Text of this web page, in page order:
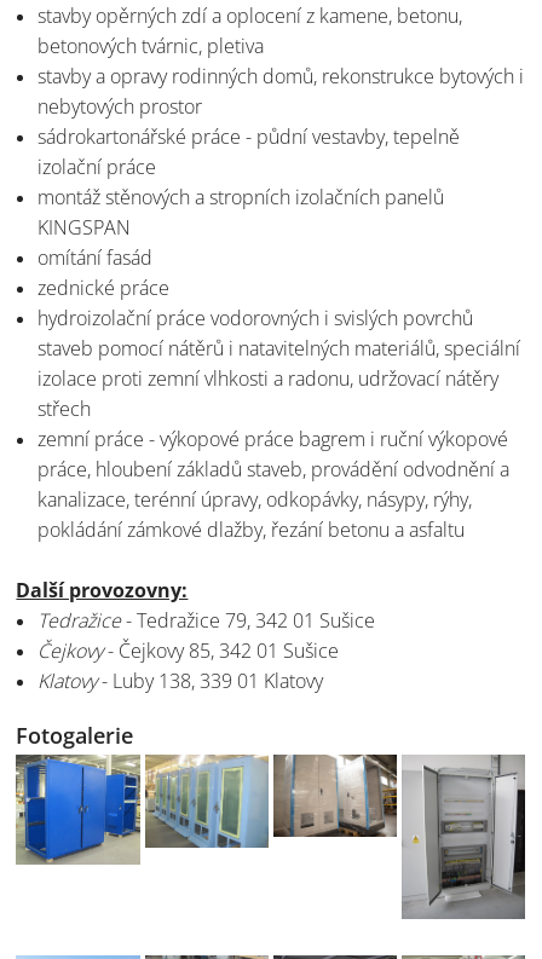
stavby opěrných zdí a oplocení z kamene, betonu,
betonových tvárnic, pletiva
stavby a opravy rodinných domů, rekonstrukce bytových i
nebytových prostor
sádrokartonářské práce - půdní vestavby, tepelně
izolační práce
montáž stěnových a stropních izolačních panelů
KINGSPAN
omítání fasád
zednické práce
hydroizolační práce vodorovných i svislých povrchů
staveb pomocí nátěrů i natavitelných materiálů, speciální
izolace protizemní vlhkosti a radonu, udržovací nátěry
střech
zemní práce - výkopové práce bagrem i ruční výkopové
práce, hloubení základů staveb, provádění odvodnění a
kanalizace, terénní úpravy, odkopávky, násypy, rýhy,
pokládání zámkové dlažby, řezání betonu a asfaltu
Další provozovny:
Tedražice- Tedražice 79, 342 01 Sušice
Čejkovy- Čejkovy 85, 342 01 Sušice
Klatovy- Luby 138, 339 01 Klatovy
Fotogalerie